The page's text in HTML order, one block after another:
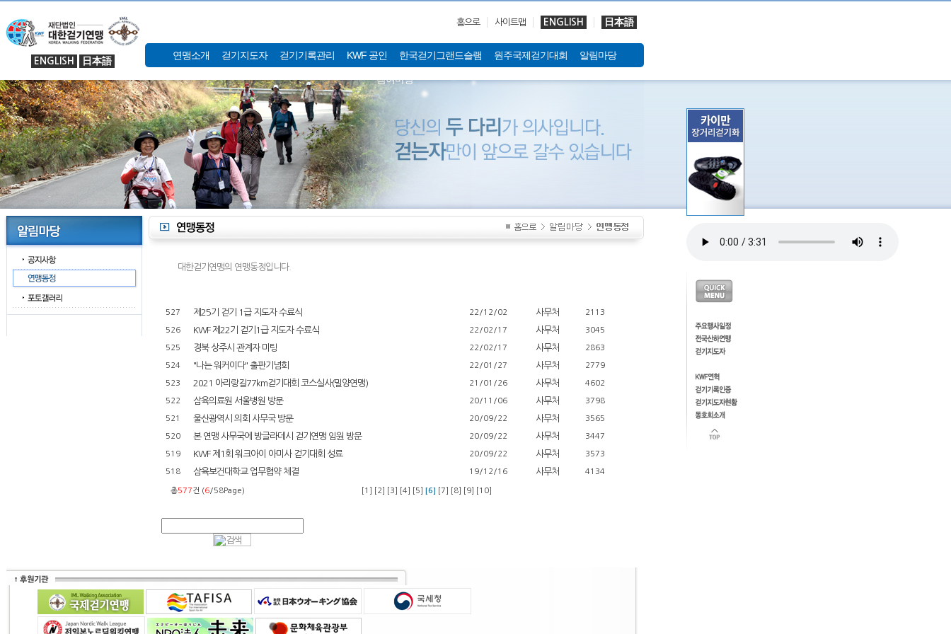
ENGLISH 日本語
홈으로 사이트맵 ENGLISH 日本語
연맹소개 걷기지도자 걷기기록관리 KWF 공인 한국걷기그랜드슬램 원주국제걷기대회 알림마당
참여마당
대한걷기연맹의 연맹동정입니다.
527 제25기 걷기 1급 지도자 수료식 22/12/02 사무처 2113
526 KWF 제22기 걷기1급 지도자 수료식 22/02/17 사무처 3045
525 경북 상주시 관계자 미팅 22/02/17 사무처 2863
524 "나는 워커이다" 출판기념회 22/01/27 사무처 2779
523 2021 아리랑길77km걷기대회 코스실사(밀양연맹) 21/01/26 사무처 4602
522 삼육의료원 서울병원 방문 20/11/06 사무처 3798
521 울산광역시 의회 사무국 방문 20/09/22 사무처 3565
520 본 연맹 사무국에 방글라데시 걷기연맹 임원 방문 20/09/22 사무처 3447
519 KWF 제1회 워크아이 아미사 걷기대회 성료 20/09/22 사무처 3573
518 삼육보건대학교 업무협약 체결 19/12/16 사무처 4134
총577건 (6/58Page) [1] [2] [3] [4] [5] [6] [7] [8] [9] [10]